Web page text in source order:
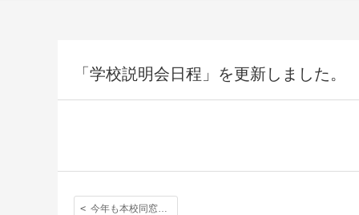
「学校説明会日程」を更新しました。
今年も本校同窓会が立教大学構内、第一食堂にて開催されます。詳細はこちらをご覧ください。